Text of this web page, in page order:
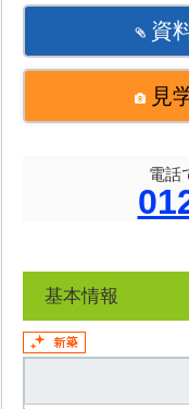
資
見
電話
基本情報